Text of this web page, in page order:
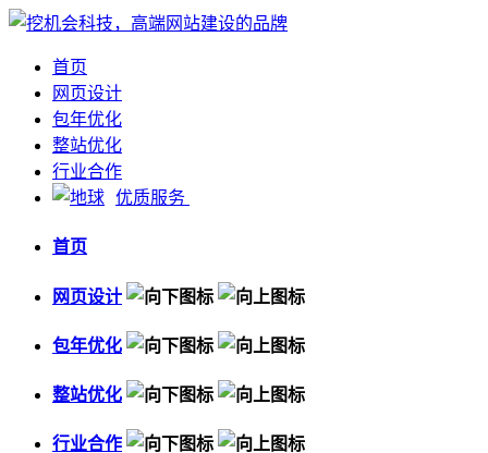
首页
网页设计
包年优化
整站优化
行业合作
优质服务
首页
网页设计
包年优化
整站优化
行业合作